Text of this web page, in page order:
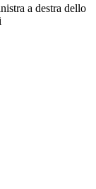
a destra dello